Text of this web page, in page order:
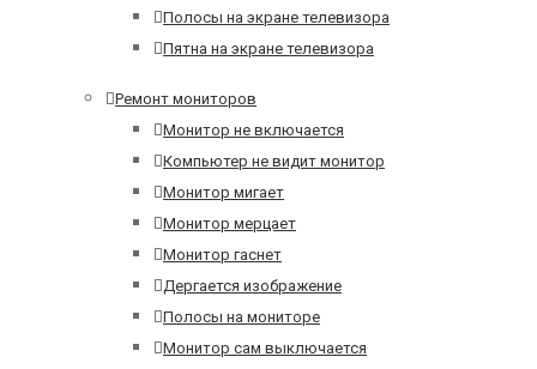
Полосы на экране телевизора
Пятна на экране телевизора
Ремонт мониторов
Монитор не включается
Компьютер не видит монитор
Монитор мигает
Монитор мерцает
Монитор гаснет
Дергается изображение
Полосы на мониторе
Монитор сам выключается